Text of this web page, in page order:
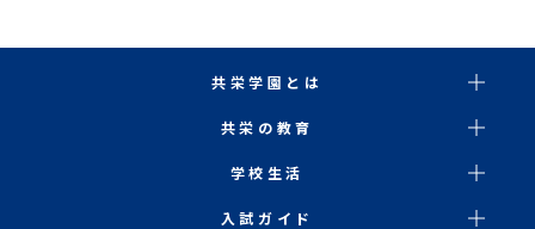
共栄学園とは
共栄の教育
学校生活
入試ガイド